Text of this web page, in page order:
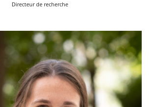
Directeur de recherche